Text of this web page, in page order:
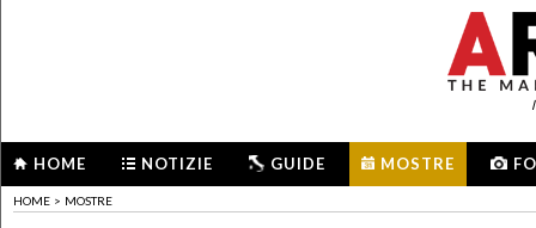
HOME NOTIZIE GUIDE MOSTRE
HOME > MOSTRE